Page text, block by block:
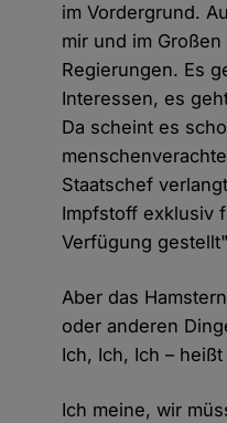
im Vordergrund.
mir und im
Regierungen. Es
Interessen, es
Da scheint es
Staatschef
Impfstoff exklusiv
Verfügung
Aber das
oder anderen
Ich, Ich, Ich –
Ich meine, wir